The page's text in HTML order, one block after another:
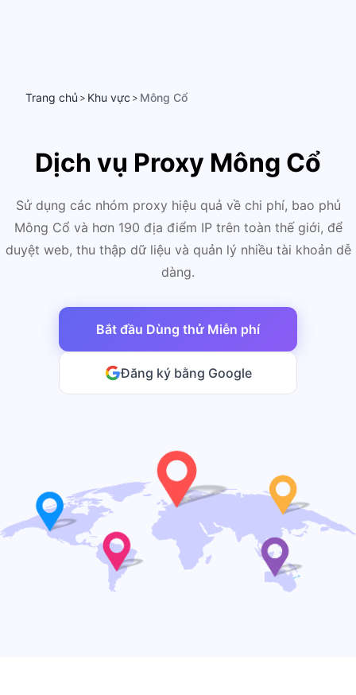
Trang chủ > Khu vực > Mông Cổ
Dịch vụ Proxy Mông Cổ
Sử dụng các nhóm proxy hiệu quả về chi phí, bao phủ
Mông Cổ và hơn 190 địa điểm IP trên toàn thế giới, để
duyệt web, thu thập dữ liệu và quản lý nhiều tài khoản dễ
dàng.
Bắt đầu Dùng thử Miễn phí
Đăng ký bằng Google